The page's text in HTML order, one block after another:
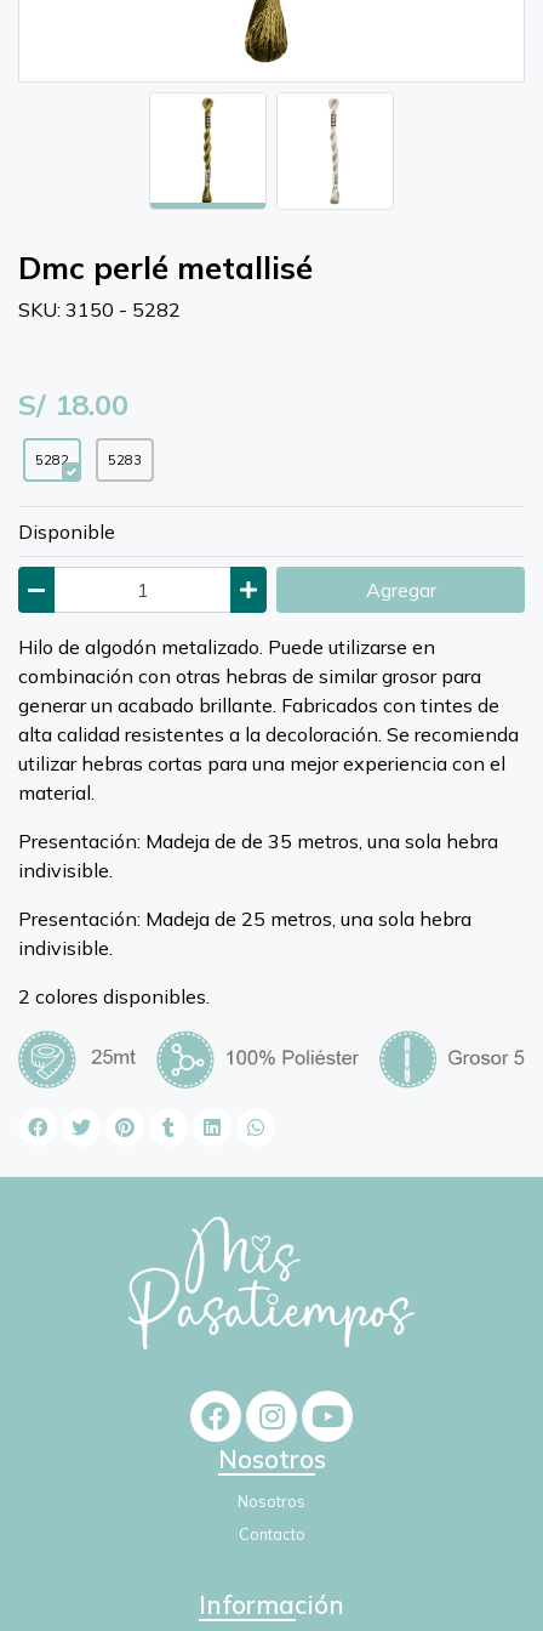
Dmc perlé metallisé
SKU: 3150 - 5282
S/ 18.00
5282 5283
Disponible
Agregar
Hilo de algodón metalizado. Puede utilizarse en
combinación con otras hebras de similar grosor para
generar un acabado brillante. Fabricados con tintes de
alta calidad resistentes a la decoloración. Se recomienda
utilizar hebras cortas para una mejor experiencia con el
material.
Presentación: Madeja de de 35 metros, una sola hebra
indivisible.
Presentación: Madeja de 25 metros, una sola hebra
indivisible.
2 colores disponibles.
Nosotros
Nosotros
Contacto
Información